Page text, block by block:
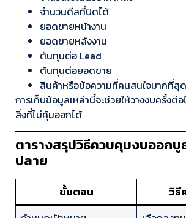
จำนวนดีลที่ปิดได้
ยอดขายหน้างาน
ยอดขายหลังงาน
ต้นทุนต่อ Lead
ต้นทุนต่อยอดขาย
สินค้าหรือข้อความที่คนสนใจมากที่สุด
การเก็บข้อมูลเหล่านี้จะช่วยให้วางงบครั้งต่
สิ่งที่ไม่คุ้มออกได้
ตารางสรุปวิธีควบคุมงบออกบู
ปลาย
ขั้นตอน
วิธี